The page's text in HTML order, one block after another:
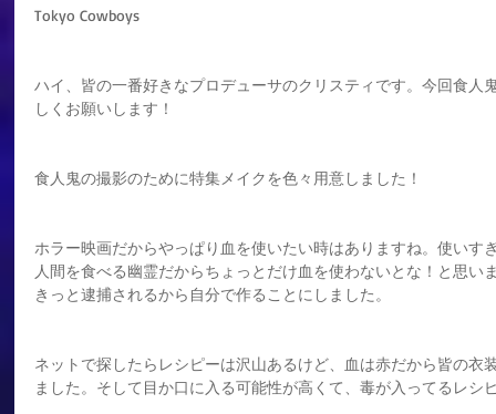
Tokyo Cowboys
ハイ、皆の一番好きなプロデューサのクリスティです。今回食人
しくお願いします！
食人鬼の撮影のために特集メイクを色々用意しました！
ホラー映画だからやっぱり血を使いたい時はありますね。使いす
人間を食べる幽霊だからちょっとだけ血を使わないとな！と思い
きっと逮捕されるから自分で作ることにしました。
ネットで探したらレシピーは沢山あるけど、血は赤だから皆の衣
ました。そして目か口に入る可能性が高くて、毒が入ってるレシ